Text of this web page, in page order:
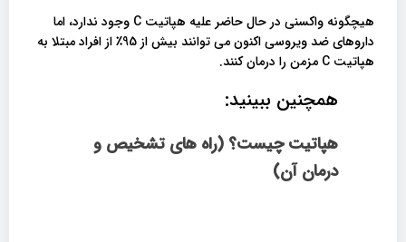
هیچگونه واکسنی در حال حاضر علیه هپاتیت C وجود ندارد، اما
داروهای ضد ویروسی اکنون می توانند بیش از 95٪ از افراد مبتلا به
هپاتیت C مزمن را درمان کنند.
همچنین ببینید:
هپاتیت چیست؟ (راه های تشخیص و
درمان آن)